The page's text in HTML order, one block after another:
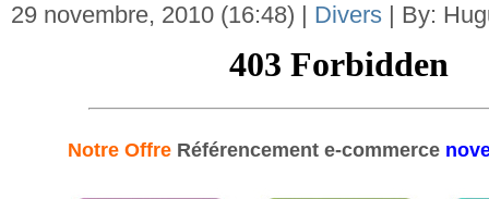
29 novembre, 2010 (16:48) | Divers | By:
Notre OffreRéférencement e-commerce